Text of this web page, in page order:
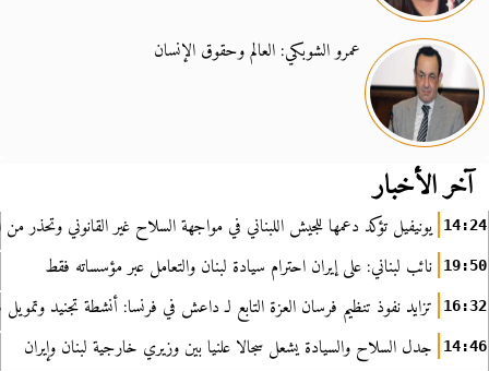
عمرو الشوبكي: العالم وحقوق الإنسان
آخر الأخبار
14:24 يونيفيل تؤكد دعمها للجيش اللبناني في مواجهة السلاح غير القانوني وتحذر من
19:50 نائب لبناني: على إيران احترام سيادة لبنان والتعامل عبر مؤسساته فقط
16:32 تزايد نفوذ تنظيم فرسان العزة التابع لـ داعش في فرنسا: أنشطة تجنيد
14:46 جدل السلاح والسيادة يشعل سجالا علنيا بين وزيري خارجية لبنان وإيران